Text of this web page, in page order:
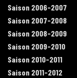
Saison 2006-2007
Saison 2007-2008
Saison 2008-2009
Saison 2009-2010
Saison 2010-2011
Saison 2011-2012